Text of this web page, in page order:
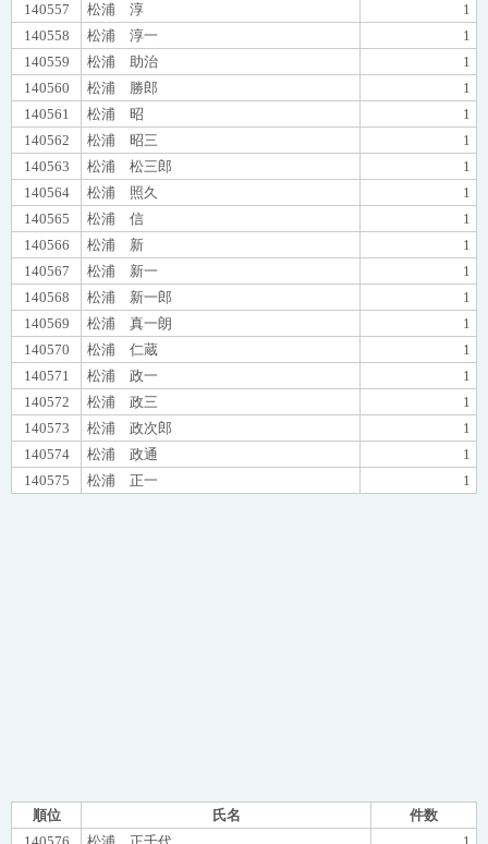
140557
松浦 淳
1
140558
松浦 淳一
1
140559
松浦 助治
1
140560
松浦 勝郎
1
140561
松浦 昭
1
140562
松浦 昭三
1
140563
松浦 松三郎
1
140564
松浦 照久
1
140565
松浦 信
1
140566
松浦 新
1
140567
松浦 新一
1
140568
松浦 新一郎
1
140569
松浦 真一朗
1
140570
松浦 仁蔵
1
140571
松浦 政一
1
140572
松浦 政三
1
140573
松浦 政次郎
1
140574
松浦 政通
1
140575
松浦 正一 1
順位 氏名
件数